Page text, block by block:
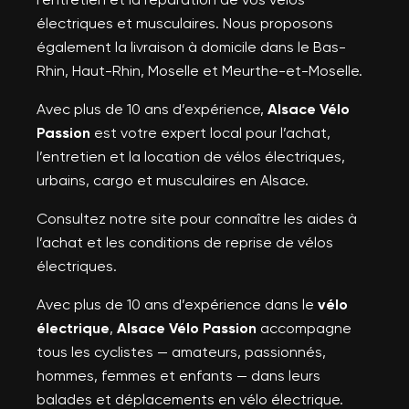
électriques et musculaires. Nous proposons
également la livraison à domicile dans le Bas-
Rhin, Haut-Rhin, Moselle et Meurthe-et-Moselle.
Avec plus de 10 ans d’expérience, Alsace Vélo
Passion est votre expert local pour l’achat,
l’entretien et la location de vélos électriques,
urbains, cargo et musculaires en Alsace.
Consultez notre site pour connaître les aides à
l’achat et les conditions de reprise de vélos
électriques.
Avec plus de 10 ans d’expérience dans le vélo
électrique, Alsace Vélo Passion accompagne
tous les cyclistes — amateurs, passionnés,
hommes, femmes et enfants — dans leurs
balades et déplacements en vélo électrique.